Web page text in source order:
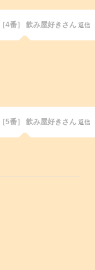
［4番］ 飲み屋好きさん 返信
［5番］ 飲み屋好きさん 返信